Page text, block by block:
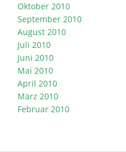
Oktober 2010
September 2010
August 2010
Juli 2010
Juni 2010
Mai 2010
April 2010
März 2010
Februar 2010